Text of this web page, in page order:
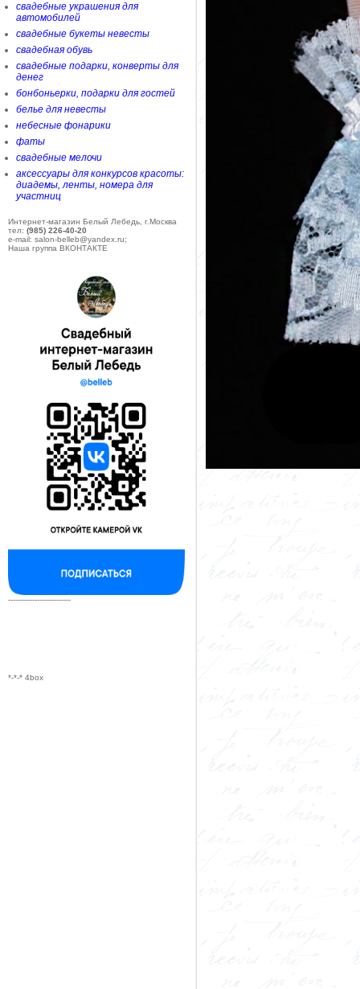
свадебные украшения для
автомобилей
свадебные букеты невесты
свадебная обувь
свадебные подарки, конверты для
денег
бонбоньерки, подарки для гостей
белье для невесты
небесные фонарики
фаты
свадебные мелочи
аксессуары для конкурсов красоты:
диадемы, ленты, номера для
участниц
Интернет-магазин Белый Лебедь, г.Москва
тел: (985) 226-40-20
e-mail: salon-belleb@yandex.ru;
Наша группа ВКОНТАКТЕ
--------------------------
*-*-* 4box